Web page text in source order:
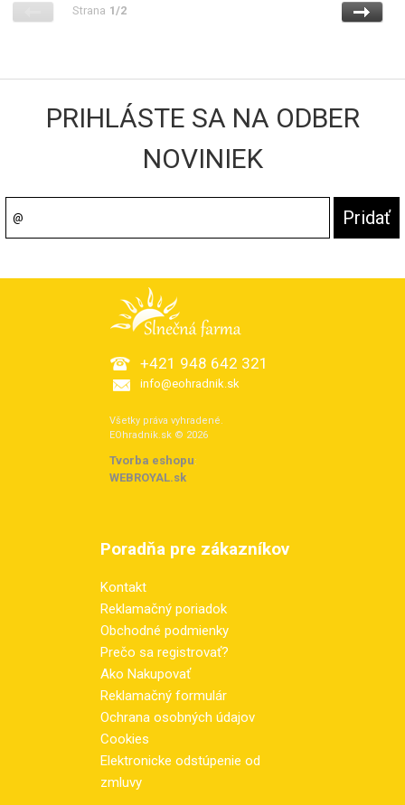
Strana 1/2
PRIHLÁSTE SA NA ODBER
NOVINIEK
+421 948 642 321
info@eohradnik.sk
Všetky práva vyhradené.
EOhradnik.sk © 2026
Tvorba eshopu:
WEBROYAL.sk
Poradňa pre zákazníkov
Kontakt
Reklamačný poriadok
Obchodné podmienky
Prečo sa registrovať?
Ako Nakupovať
Reklamačný formulár
Ochrana osobných údajov
Cookies
Elektronicke odstúpenie od
zmluvy